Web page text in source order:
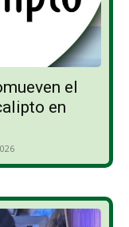
el
en